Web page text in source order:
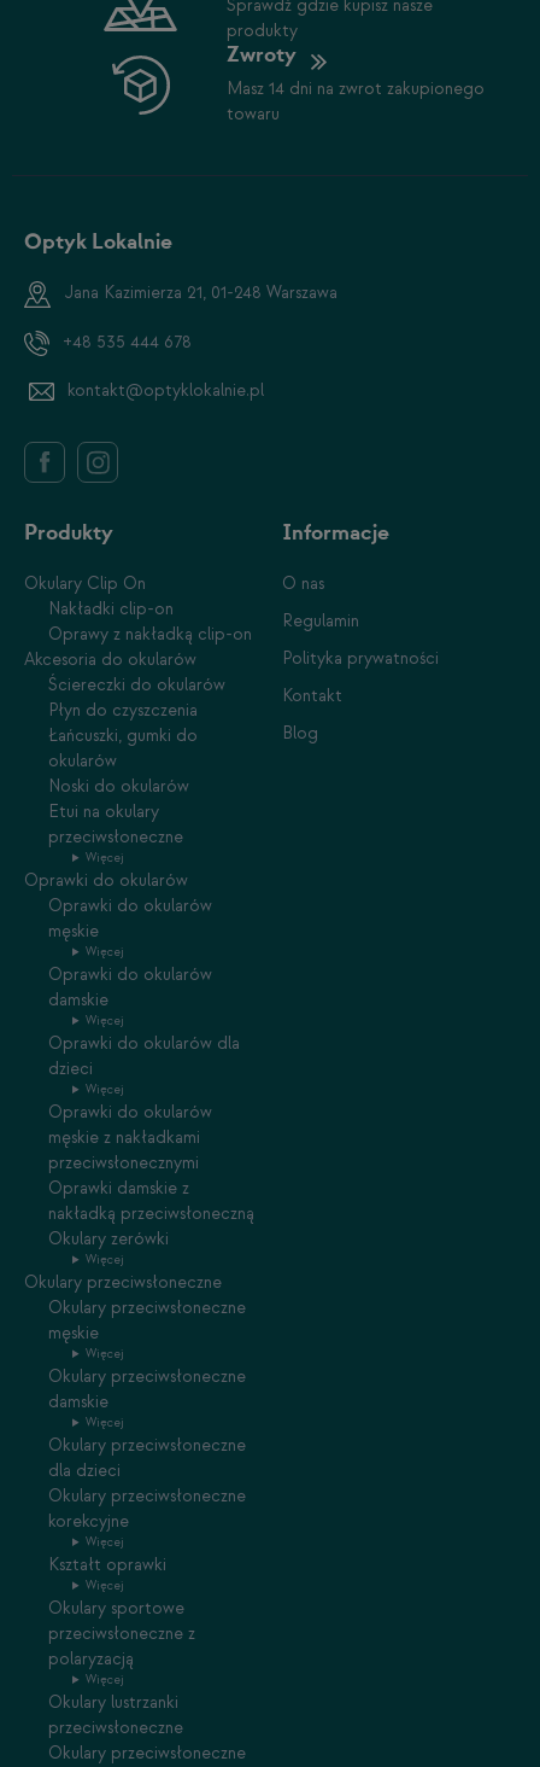
Sprawdź gdzie kupisz nasze
produkty
Zwroty
Masz 14 dni na zwrot zakupionego
towaru
Optyk Lokalnie
Jana Kazimierza 21, 01-248 Warszawa
+48 535 444 678
kontakt@optyklokalnie.pl
Produkty
Okulary Clip On
Nakładki clip-on
Oprawy z nakładką clip-on
Akcesoria do okularów
Ściereczki do okularów
Płyn do czyszczenia
Łańcuszki, gumki do
okularów
Noski do okularów
Etui na okulary
przeciwsłoneczne
Więcej
Oprawki do okularów
Oprawki do okularów
męskie
Więcej
Oprawki do okularów
damskie
Więcej
Oprawki do okularów dla
dzieci
Więcej
Oprawki do okularów
męskie z nakładkami
przeciwsłonecznymi
Oprawki damskie z
nakładką przeciwsłoneczną
Okulary zerówki
Więcej
Okulary przeciwsłoneczne
Okulary przeciwsłoneczne
męskie
Więcej
Okulary przeciwsłoneczne
damskie
Więcej
Okulary przeciwsłoneczne
dla dzieci
Okulary przeciwsłoneczne
korekcyjne
Więcej
Kształt oprawki
Więcej
Okulary sportowe
przeciwsłoneczne z
polaryzacją
Więcej
Okulary lustrzanki
przeciwsłoneczne
Okulary przeciwsłoneczne
Informacje
O nas
Regulamin
Polityka prywatności
Kontakt
Blog